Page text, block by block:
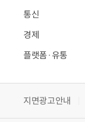
통신
경제
플랫폼·유통
지면광고안내